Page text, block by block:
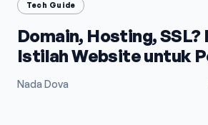
Tech Guide
Domain, Hosting, SSL?
Istilah Website untuk
Gak Bingung)
Nada Dova